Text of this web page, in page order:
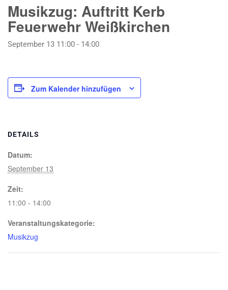
Musikzug: Auftritt Kerb
Feuerwehr Weißkirchen
September 13 11:00 - 14:00
Zum Kalender hinzufügen
DETAILS
Datum:
September 13
Zeit:
11:00 - 14:00
Veranstaltungskategorie:
Musikzug